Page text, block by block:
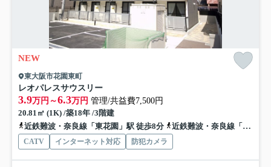
NEW
東大阪市花園東町
レオパレスサウスリー
3.9万円～6.3万円 管理/共益費7,500円
20.81㎡ (1K) /築18年 /3階建
近鉄難波・奈良線「東花園」駅 徒歩8分
近鉄難波・奈良線「河内花園」駅 徒歩8分
CATV インターネット対応 防犯カメラ